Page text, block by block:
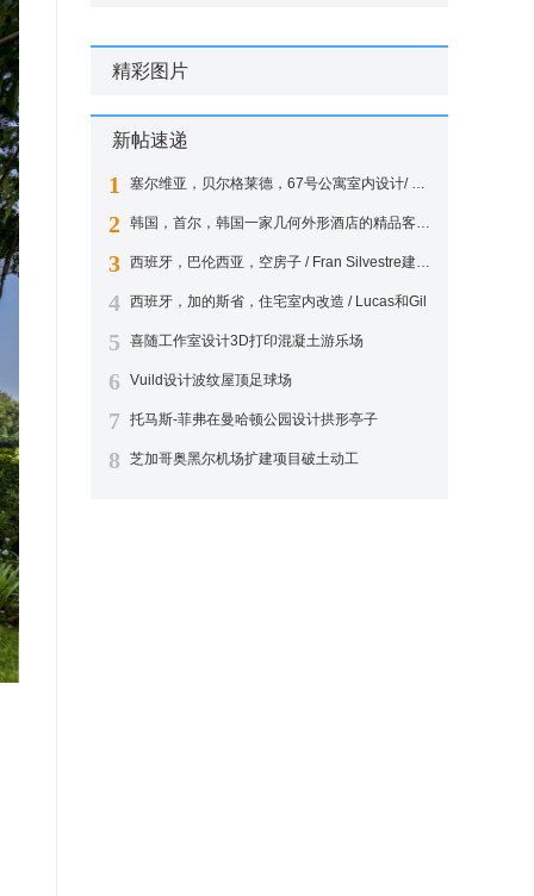
精彩图片
新帖速递
1 塞尔维亚，贝尔格莱德，67号公寓室内设计/ EXE STUDIO
2 韩国，首尔，韩国一家几何外形酒店的精品客房设计 / Seungmo Lim
3 西班牙，巴伦西亚，空房子 / Fran Silvestre建筑师事务所
4 西班牙，加的斯省，住宅室内改造 / Lucas和Gil
5 喜随工作室设计3D打印混凝土游乐场
6 Vuild设计波纹屋顶足球场
7 托马斯-菲弗在曼哈顿公园设计拱形亭子
8 芝加哥奥黑尔机场扩建项目破土动工